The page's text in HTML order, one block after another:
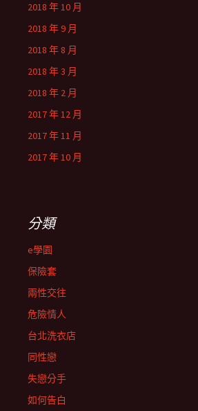
2018 年 10 月
2018 年 9 月
2018 年 8 月
2018 年 3 月
2018 年 2 月
2017 年 12 月
2017 年 11 月
2017 年 10 月
分類
e學園
保險套
兩性交往
危險情人
台北洗衣店
同性戀
失戀分手
如何告白